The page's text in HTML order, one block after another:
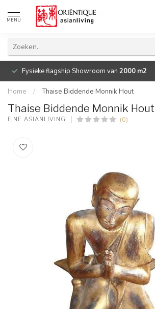
MENU
Fysieke flagship Showroom van 2000 m2
Home / Thaise Biddende Monnik Hout
Thaise Biddende Monnik Hout
FINE ASIANLIVING (0)